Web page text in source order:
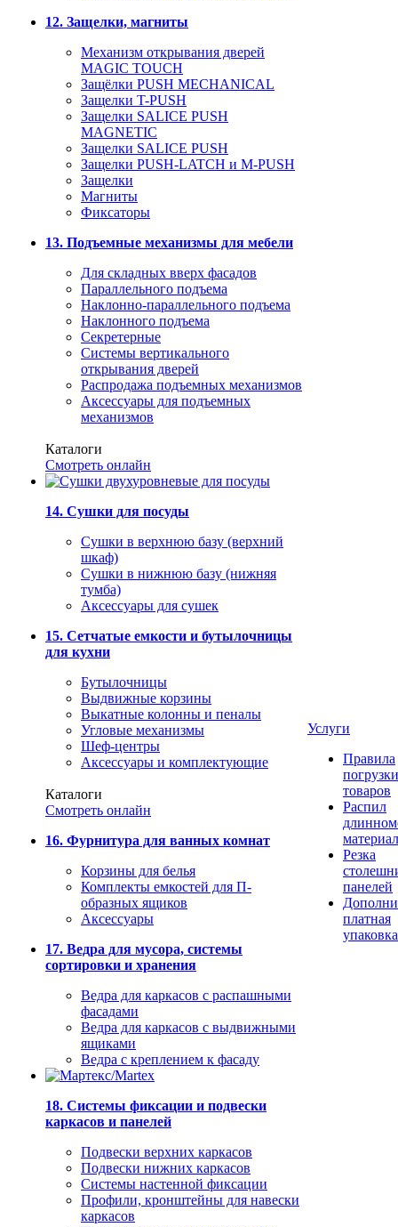
12. Защелки, магниты
Механизм открывания дверей
MAGIC TOUCH
Защёлки PUSH MECHANICAL
Защелки T-PUSH
Защелки SALICE PUSH
MAGNETIC
Защелки SALICE PUSH
Защелки PUSH-LATCH и M-PUSH
Защелки
Магниты
Фиксаторы
13. Подъемные механизмы для мебели
Для складных вверх фасадов
Параллельного подъема
Наклонно-параллельного подъема
Наклонного подъема
Секретерные
Системы вертикального
открывания дверей
Распродажа подъемных механизмов
Аксессуары для подъемных
механизмов
Каталоги
Смотреть онлайн
14. Сушки для посуды
Сушки в верхнюю базу (верхний
шкаф)
Сушки в нижнюю базу (нижняя
тумба)
Аксессуары для сушек
15. Сетчатые емкости и бутылочницы
для кухни
Бутылочницы
Выдвижные корзины
Выкатные колонны и пеналы
Угловые механизмы
Шеф-центры
Аксессуары и комплектующие
Каталоги
Смотреть онлайн
16. Фурнитура для ванных комнат
Корзины для белья
Комплекты емкостей для П-
образных ящиков
Аксессуары
17. Ведра для мусора, системы
сортировки и хранения
Ведра для каркасов с распашными
фасадами
Ведра для каркасов с выдвижными
ящиками
Ведра с креплением к фасаду
18. Системы фиксации и подвески
каркасов и панелей
Подвески верхних каркасов
Подвески нижних каркасов
Системы настенной фиксации
Профили, кронштейны для навески
каркасов
Услуги
Правила
погрузки
товаров
Распил
Резка
панелей
платная
упаковка